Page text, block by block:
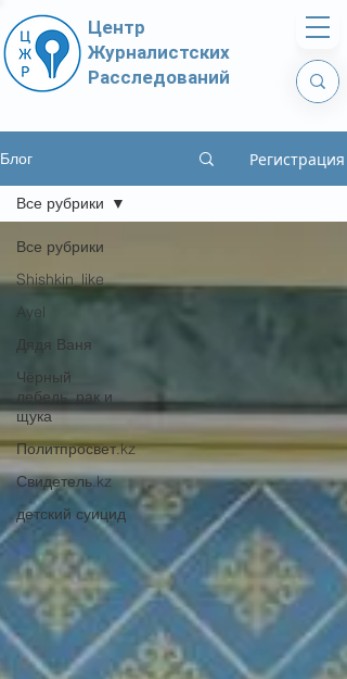
Центр
Журналистских
Расследований
Блог Регистрация
Все рубрики
Shishkin_like
Ayel
Дядя Ваня
Чёрный
лебедь, рак и
щука
Политпросвет.kz
Свидетель.kz
детский суицид
Все рубрики